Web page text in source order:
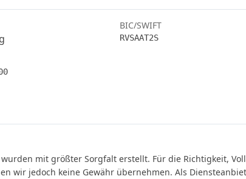
BIC/SWIFT
RVSAAT2S
mit größter Sorgfalt erstellt. Für die Richtigkeit,
wir jedoch keine Gewähr übernehmen. Als